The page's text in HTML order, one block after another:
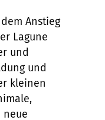
Anstieg
Lagune
und
und
kleinen
neue